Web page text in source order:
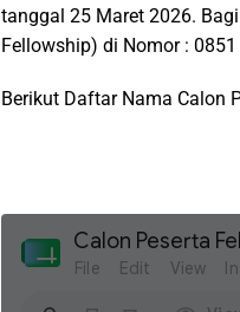
tanggal 25 Maret 2026.
Fellowship) di Nomor :
Berikut Daftar Nama Calon